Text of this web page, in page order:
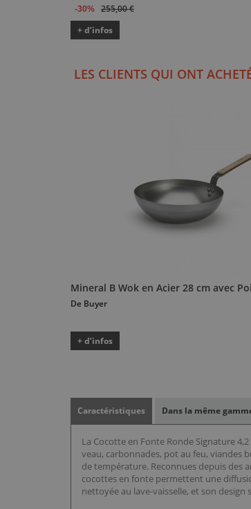
-30% 255,00 €
+ d’infos
LES CLIENTS QUI ONT
Mineral B Wok en Acier 28 cm avec
De Buyer
+ d’infos
Caractéristiques Dans la même
La Cocotte en Fonte Ronde Signature
veau, carbonnades, pot au feu, viandes
de température. Reconnues depuis des
cocottes en fonte permettent une
nettoyée au lave-vaisselle, et son